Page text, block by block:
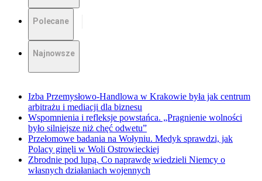
Polecane
Najnowsze
Izba Przemysłowo-Handlowa w Krakowie była jak centrum
arbitrażu i mediacji dla biznesu
Wspomnienia i refleksje powstańca. „Pragnienie wolności
było silniejsze niż chęć odwetu”
Przełomowe badania na Wołyniu. Medyk sprawdzi, jak
Polacy ginęli w Woli Ostrowieckiej
Zbrodnie pod lupą. Co naprawdę wiedzieli Niemcy o
własnych działaniach wojennych